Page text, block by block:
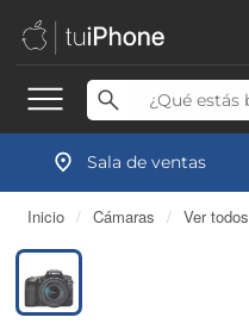
Sala de ventas
Inicio / Cámaras / Ver todos